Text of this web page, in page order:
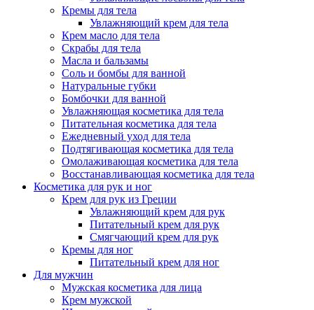
Кремы для тела
Увлажняющий крем для тела
Крем масло для тела
Скрабы для тела
Масла и бальзамы
Соль и бомбы для ванной
Натуральные губки
Бомбочки для ванной
Увлажняющая косметика для тела
Питательная косметика для тела
Ежедневный уход для тела
Подтягивающая косметика для тела
Омолаживающая косметика для тела
Восстанавливающая косметика для тела
Косметика для рук и ног
Крем для рук из Греции
Увлажняющий крем для рук
Питательный крем для рук
Смягчающий крем для рук
Кремы для ног
Питательный крем для ног
Для мужчин
Мужская косметика для лица
Крем мужской